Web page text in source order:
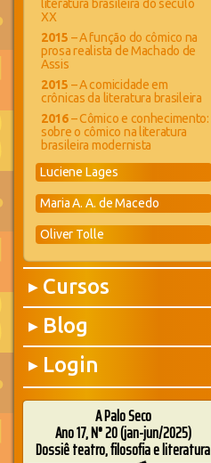
literatura brasileira do século
XX
2015 – A função do cômico na
prosa realista de Machado de
Assis
2015 – A comicidade em
crônicas da literatura brasileira
2016– Cômico e conhecimento:
sobre o cômico na literatura
brasileira modernista
Luciene Lages
Maria A. A. de Macedo
Oliver Tolle
▶ Cursos
▶ Blog
▶ Login
A Palo Seco
Ano 17, N° 20 (jan-jun/2025)
Dossiê teatro, filosofia e literatura